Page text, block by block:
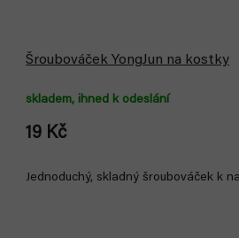
Šroubováček YongJun na kostky
skladem, ihned k odeslání
19 Kč
Jednoduchý, skladný šroubováček k